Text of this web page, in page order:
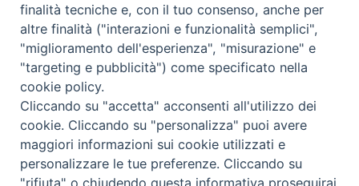
Copyright © 2019 - Tutti i diritti riservati - Vita
Trentina Editrice
Privacy Policy
Torna
finalità tecniche e, con il tuo consenso, anche per
altre finalità ("interazioni e funzionalità semplici",
"miglioramento dell'esperienza", "misurazione" e
"targeting e pubblicità") come specificato nella
cookie policy.
Cliccando su "accetta" acconsenti all'utilizzo dei
cookie. Cliccando su "personalizza" puoi avere
maggiori informazioni sui cookie utilizzati e
personalizzare le tue preferenze. Cliccando su